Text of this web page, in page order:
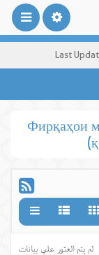
Last
Фирқаҳои
لم يتم العثور علي بيانات